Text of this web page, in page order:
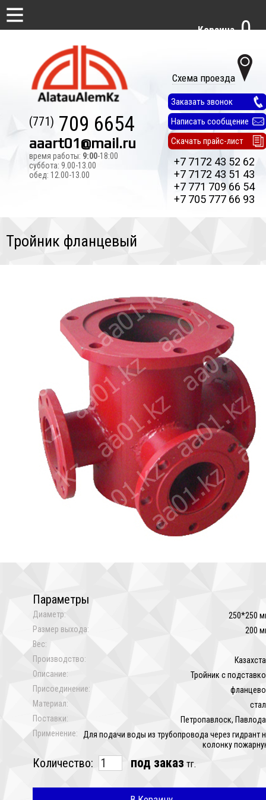
Схема проезда
(771) 709 6654
aaart01@mail.ru
время работы: 9:00-18:00
суббота: 9.00-13.00
обед: 12.00-13.00
Заказать звонок
Написать сообщение
Скачать прайс-лист
+7 7172 43 52 62
+7 7172 43 51 43
+7 771 709 66 54
+7 705 777 66 93
Корзина 0
Тройник фланцевый
Параметры
Диаметр:
250*250
Размер выхода:
200
Вес:
Производство:
Описание:
Тройник с
Присоединение:
Материал:
Поставки:
Петропавлоск,
Применение:
Для подачи воды из трубопровода через гидрант
колонку
Количество: под заказ тг.